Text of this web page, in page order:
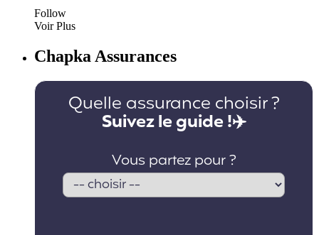
Follow
Voir Plus
Chapka Assurances